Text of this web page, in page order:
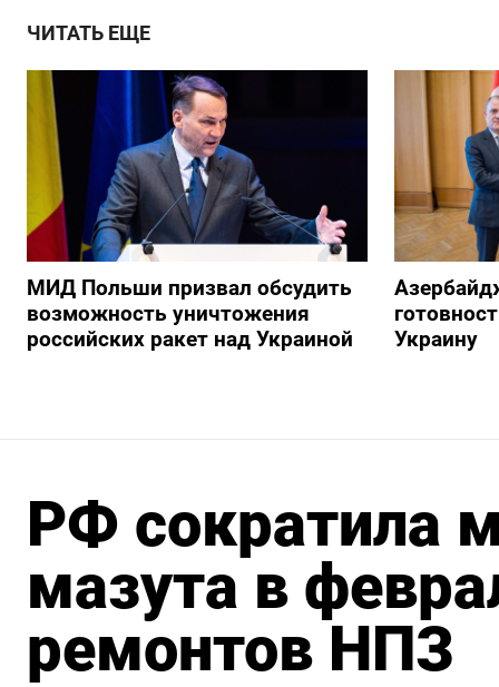
ЧИТАТЬ ЕЩЕ
МИД Польши призвал обсудить
возможность уничтожения
российских ракет над Украиной
Украину
РФ сократила
мазута в
ремонтов НПЗ